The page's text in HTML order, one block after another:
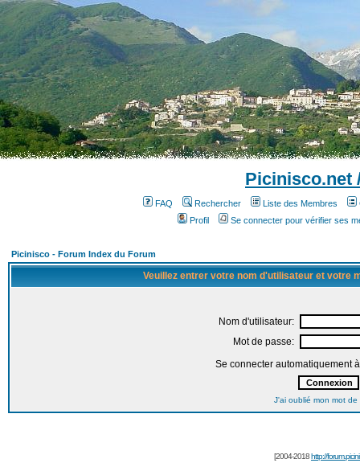
Picinisco.net
FAQ Rechercher Liste des Membres
Profil
Se connecter pour vérifier ses
Picinisco - Forum Index du Forum
Veuillez entrer votre nom d'utilisateur et votre
Nom d'utilisateur:
Mot de passe:
Se connecter automatiquement
J'ai oublié mon mot de
[2004-2018http://